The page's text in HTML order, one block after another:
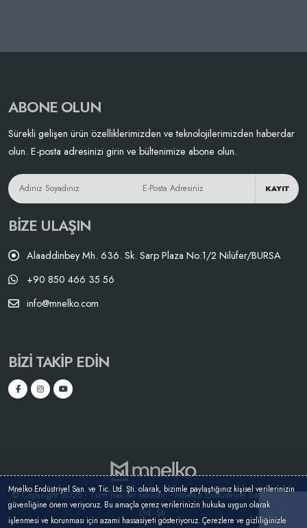
ABONE OLUN
Sürekli gelişen ürün özelliklerimizden ve teknolojilerimizden haberdar
olun. E-posta adresinizi girin ve bültenimize abone olun.
KAYIT
BIZE ULAŞIN
Alaaddinbey Mh. 636. Sk. Sarp Plaza No:1/2 Nilüfer/BURSA
+90 850 466 35 56
info@mnelko.com
BIZI TAKIP EDIN
© Copyright 2025 - Tüm hakları saklıdır. - Mnelko Endüstriyel San. ve Tic.
Ltd. Şti.
Mnelko Endüstriyel San. ve Tic. Ltd. Şti. olarak, bizimle paylaştığınız kişisel verilerinizin
güvenliğine önem veriyoruz. Bu amaçla çerez verilerinizin hukuka uygun olarak
işlenmesi ve korunması için azami hassasiyeti gösteriyoruz. Çerezlere ve gizliliğinizle